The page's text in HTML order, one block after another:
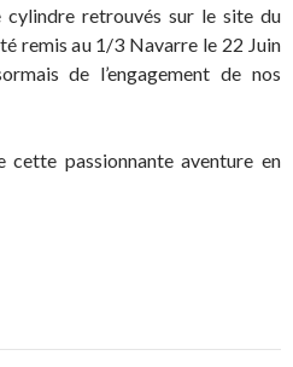
retrouvés sur le site du
remis au 1/3 Navarre le 22 Juin
de l’engagement de nos
passionnante aventure en